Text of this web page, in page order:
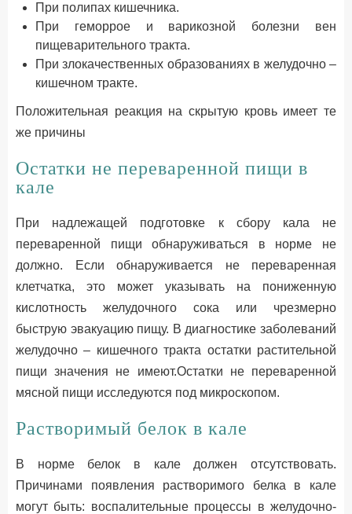
При полипах кишечника.
При геморрое и варикозной болезни вен
пищеварительного тракта.
При злокачественных образованиях в желудочно –
кишечном тракте.
Положительная реакция на скрытую кровь имеет те
же причины
Остатки не переваренной пищи в
кале
При надлежащей подготовке к сбору кала не
переваренной пищи обнаруживаться в норме не
должно. Если обнаруживается не переваренная
клетчатка, это может указывать на пониженную
кислотность желудочного сока или чрезмерно
быструю эвакуацию пищу. В диагностике заболеваний
желудочно – кишечного тракта остатки растительной
пищи значения не имеют.Остатки не переваренной
мясной пищи исследуются под микроскопом.
Растворимый белок в кале
В норме белок в кале должен отсутствовать.
Причинами появления растворимого белка в кале
могут быть: воспалительные процессы в желудочно-